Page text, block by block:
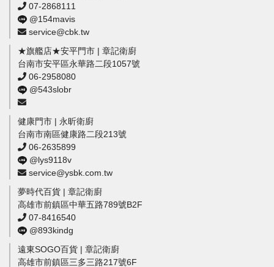
07-2868111
@154mavis
service@cbk.tw
★旗艦店★安平門市 | 章記衛廚
台南市安平區永華路二段1057號
06-2958080
@543slobr
健康門市 | 永昕衛廚
台南市南區健康路二段213號
06-2635899
@lys9118v
service@ysbk.com.tw
夢時代百貨 | 章記衛廚
高雄市前鎮區中華五路789號B2F
07-8416540
@893kindg
遠東SOGO百貨 | 章記衛廚
高雄市前鎮區三多三路217號6F